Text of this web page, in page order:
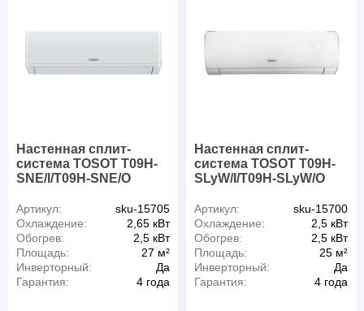
Настенная сплит-
система TOSOT T09H-
SNE/I/T09H-SNE/O
Артикул:
sku-15705
Охлаждение:
2,65 кВт
Обогрев:
2,5 кВт
Площадь:
27 м²
Инверторный:
Да
Гарантия:
4 года
Настенная сплит-
система TOSOT T09H-
SLyW/I/T09H-SLyW/O
Артикул:
sku-15700
Охлаждение:
2,5 кВт
Обогрев:
2,5 кВт
Площадь:
25 м²
Инверторный:
Да
Гарантия:
4 года